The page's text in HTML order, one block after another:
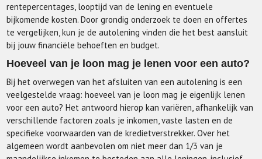
rentepercentages, looptijd van de lening en eventuele
bijkomende kosten. Door grondig onderzoek te doen en offertes
te vergelijken, kun je de autolening vinden die het best aansluit
bij jouw financiële behoeften en budget.
Hoeveel van je loon mag je lenen voor een auto?
Bij het overwegen van het afsluiten van een autolening is een
veelgestelde vraag: hoeveel van je loon mag je eigenlijk lenen
voor een auto? Het antwoord hierop kan variëren, afhankelijk van
verschillende factoren zoals je inkomen, vaste lasten en de
specifieke voorwaarden van de kredietverstrekker. Over het
algemeen wordt aanbevolen om niet meer dan 1/3 van je